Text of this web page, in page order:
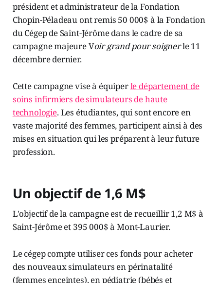
président et administrateur de la Fondation
Chopin-Péladeau ont remis 50 000$ à la Fondation
du Cégep de Saint-Jérôme dans le cadre de sa
campagne majeure Voir grand pour soignerle 11
décembre dernier.
Cette campagne vise à équiperle département de
soins infirmiers de simulateurs de haute
technologie. Les étudiantes, qui sont encore en
vaste majorité des femmes, participent ainsi à des
mises en situation qui les préparent à leur future
profession.
Un objectif de 1,6 M$
L'objectif de la campagne est de recueillir 1,2 M$ à
Saint-Jérôme et 395 000$ à Mont-Laurier.
Le cégep compte utiliser ces fonds pour acheter
des nouveaux simulateurs en périnatalité
(femmes enceintes), en pédiatrie (bébés et